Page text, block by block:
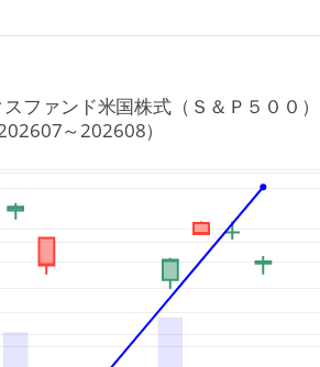
ファンド米国株式（Ｓ＆Ｐ５００）
～202608）